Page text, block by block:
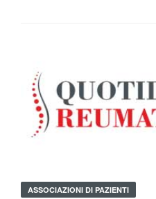
ASSOCIAZIONI DI PAZIENTI